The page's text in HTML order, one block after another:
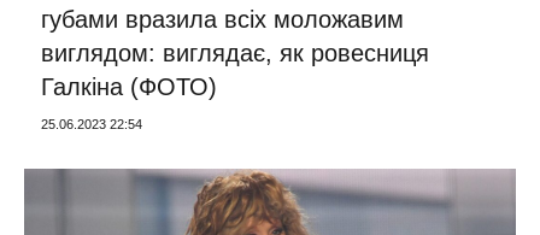
губами вразила всіх моложавим
виглядом: виглядає, як ровесниця
Галкіна (ФОТО)
25.06.2023 22:54